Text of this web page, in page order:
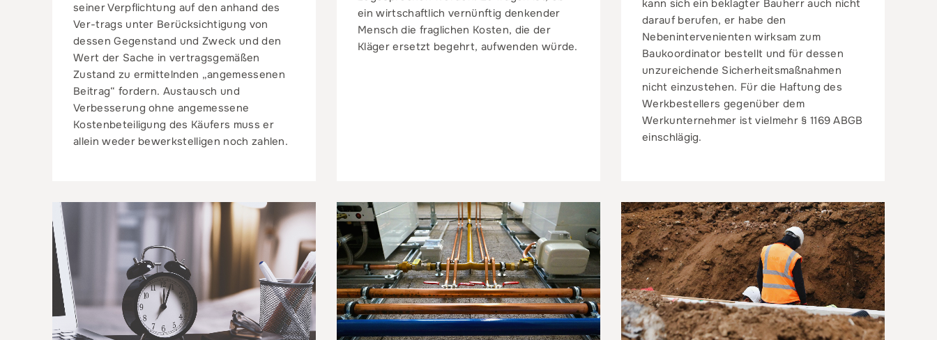
seiner Verpflichtung auf den anhand des
Ver-trags unter Berücksichtigung von
dessen Gegenstand und Zweck und den
Wert der Sache in vertragsgemäßen
Zustand zu ermittelnden „angemessenen
Beitrag“ fordern. Austausch und
Verbesserung ohne angemessene
Kostenbeteiligung des Käufers muss er
allein weder bewerkstelligen noch zahlen.
ein wirtschaftlich vernünftig denkender
Mensch die fraglichen Kosten, die der
Kläger ersetzt begehrt, aufwenden würde.
kann sich ein beklagter Bauherr auch nicht
darauf berufen, er habe den
Nebenintervenienten wirksam zum
Baukoordinator bestellt und für dessen
unzureichende Sicherheitsmaßnahmen
nicht einzustehen. Für die Haftung des
Werkbestellers gegenüber dem
Werkunternehmer ist vielmehr § 1169 ABGB
einschlägig.